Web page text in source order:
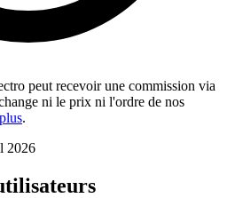
peut recevoir une commission via
ni le prix ni l'ordre de nos
.
2026